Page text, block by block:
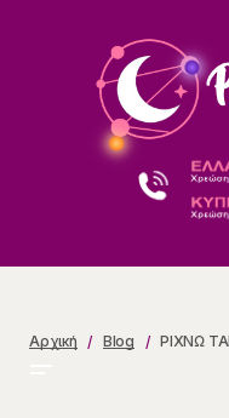
Αρχική Blog ΡΙΧΝΩ